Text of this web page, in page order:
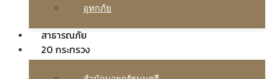
อุทกภัย
สาธารณภัย
20 กระทรวง